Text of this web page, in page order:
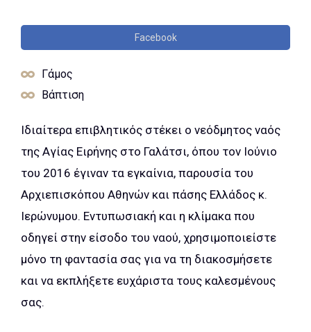
Facebook
Γάμος
Βάπτιση
Ιδιαίτερα επιβλητικός στέκει ο νεόδμητος ναός
της Αγίας Ειρήνης στο Γαλάτσι, όπου τον Ιούνιο
του 2016 έγιναν τα εγκαίνια, παρουσία του
Αρχιεπισκόπου Αθηνών και πάσης Ελλάδος κ.
Ιερώνυμου. Εντυπωσιακή και η κλίμακα που
οδηγεί στην είσοδο του ναού, χρησιμοποιείστε
μόνο τη φαντασία σας για να τη διακοσμήσετε
και να εκπλήξετε ευχάριστα τους καλεσμένους
σας.